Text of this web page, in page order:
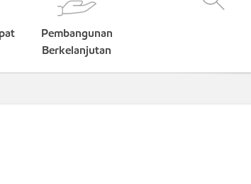
Pembangunan
Berkelanjutan